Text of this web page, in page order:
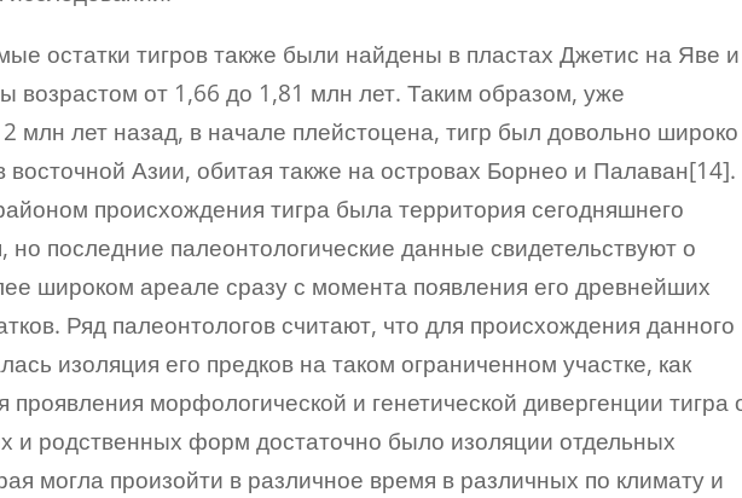
остатки тигров также были найдены в пластах Джетис на Яве и
возрастом от 1,66 до 1,81 млн лет. Таким образом, уже
млн лет назад, в начале плейстоцена, тигр был довольно широко
восточной Азии, обитая также на островах Борнео и Палаван[14].
происхождения тигра была территория сегодняшнего
но последние палеонтологические данные свидетельствуют о
широком ареале сразу с момента появления его древнейших
Ряд палеонтологов считают, что для происхождения данного
изоляция его предков на таком ограниченном участке, как
морфологической и генетической дивергенции тигра
и родственных форм достаточно было изоляции отдельных
могла произойти в различное время в различных по климату и